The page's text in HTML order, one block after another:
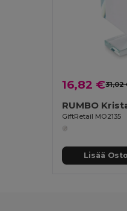
16,82 €31,02
RUMBO
GiftRetail MO2135
Lisää